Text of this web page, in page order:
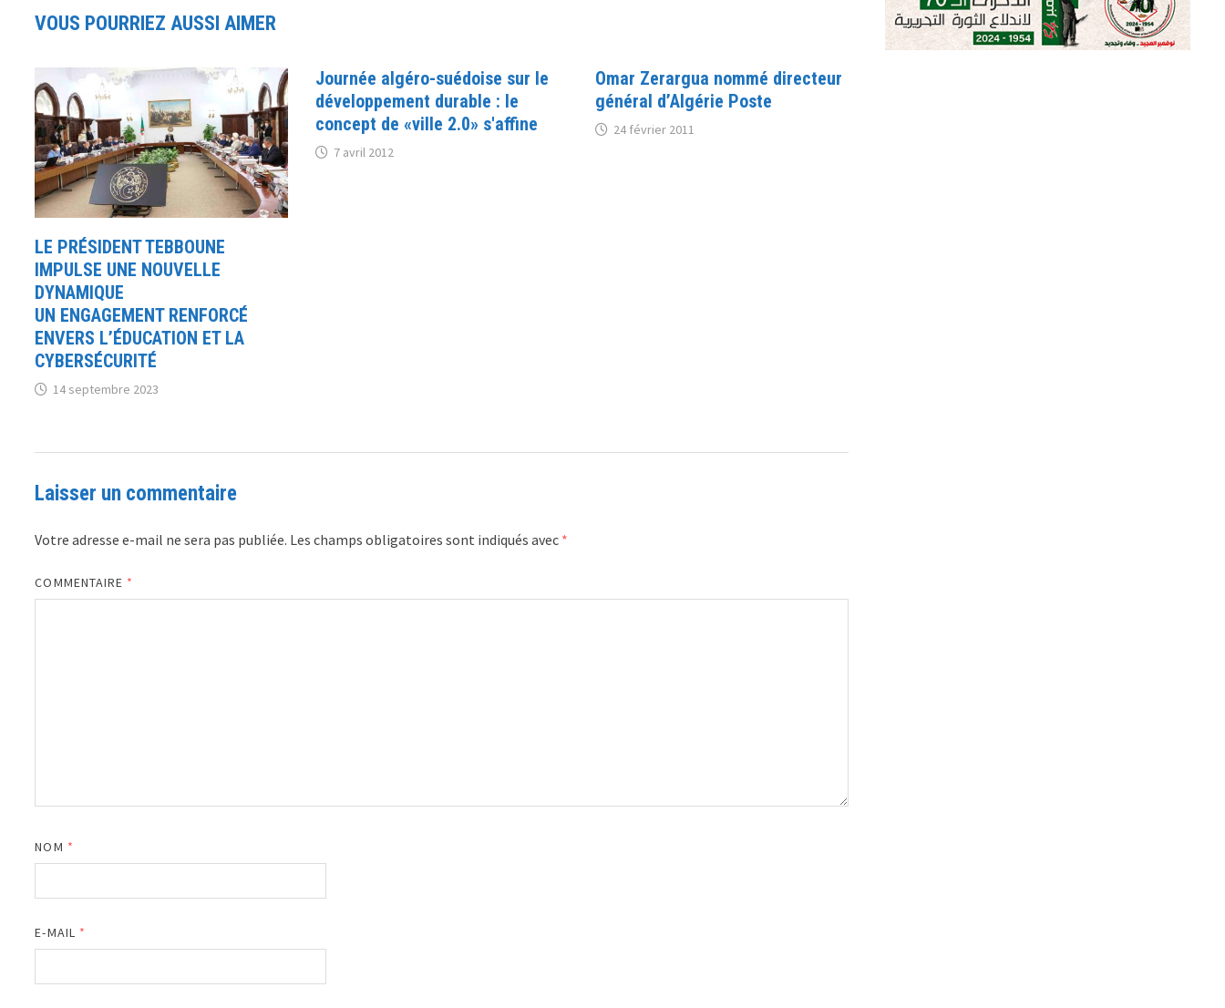
VOUS POURRIEZ AUSSI AIMER
LE PRÉSIDENT TEBBOUNE
IMPULSE UNE NOUVELLE
DYNAMIQUE
UN ENGAGEMENT RENFORCÉ
ENVERS L’ÉDUCATION ET LA
CYBERSÉCURITÉ
14 septembre 2023
Journée algéro-suédoise sur le
développement durable : le
concept de «ville 2.0» s'affine
7 avril 2012
Omar Zerargua nommé directeur
général d’Algérie Poste
24 février 2011
Laisser un commentaire
Votre adresse e-mail ne sera pas publiée. Les champs obligatoires sont indiqués avec *
COMMENTAIRE *
NOM *
E-MAIL *